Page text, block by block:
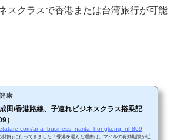
スクラスで香港または台湾旅行が可能
康
田/香港路線、子連れビジネスクラス搭乗記
）
ana_business_narita_hongkong_nh809
旅行に行ってきました！香港を選んだ理由は、マイルの有効期限が近